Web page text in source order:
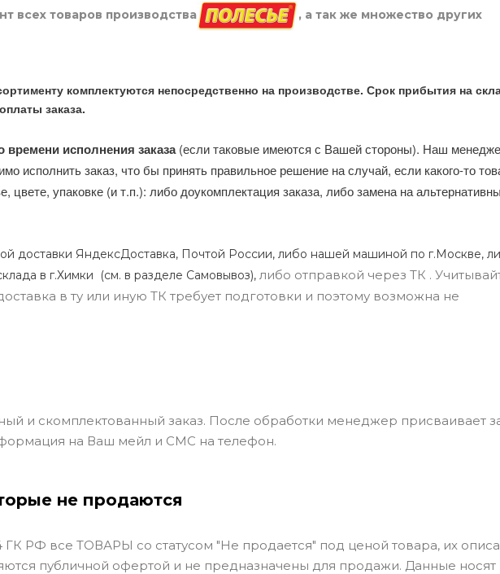
всех товаров производства
, а так же множество других
комплектуются непосредственно на производстве. Срок прибытия на
заказа.
времени исполнения заказа(если таковые имеются с Вашей стороны). Наш
исполнить заказ, что бы принять правильное решение на случай, если какого-то
цвете, упаковке (и т.п.): либо доукомплектация заказа, либо замена на
доставки ЯндексДоставка, Почтой России, либо нашей машиной по г.Москве,
в г.Химки (см. в разделе Самовывоз), либо отправкой через ТК .
в ту или иную ТК требует подготовки и поэтому возможна не
и скомплектованный заказ. После обработки менеджер присваивает
на Ваш мейл и СМС на телефон.
не продаются
ГК РФ все ТОВАРЫ со статусом "Не продается" под ценой товара, их
публичной офертой и не предназначены для продажи. Данные носят